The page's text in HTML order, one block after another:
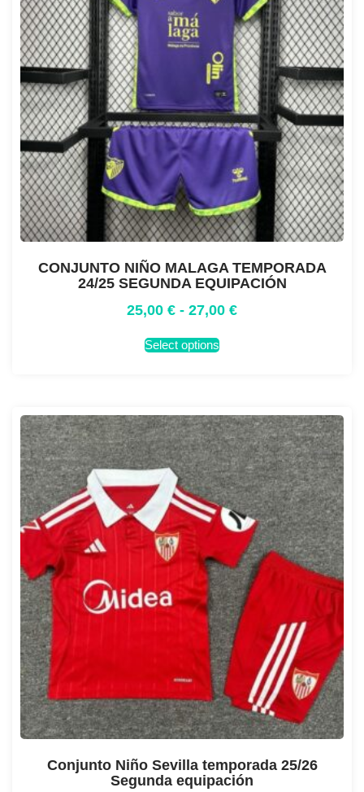
CONJUNTO NIÑO MALAGA TEMPORADA
24/25 SEGUNDA EQUIPACIÓN
25,00 € - 27,00 €
Select options
Conjunto Niño Sevilla temporada 25/26
Segunda equipación